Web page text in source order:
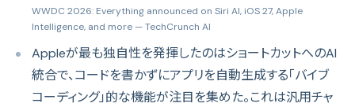
WWDC 2026: Everything announced on Siri AI, iOS 27, Apple
Intelligence, and more — TechCrunch AI
Appleが最も独自性を発揮したのはショートカットへのAI
統合で、コードを書かずにアプリを自動生成する「バイブ
コーディング」的な機能が注目を集めた。これは汎用チャ